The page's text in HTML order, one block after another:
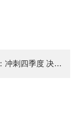
下一篇：冲刺四季度 决胜2025 沙场秋点兵 “铁律”强作风